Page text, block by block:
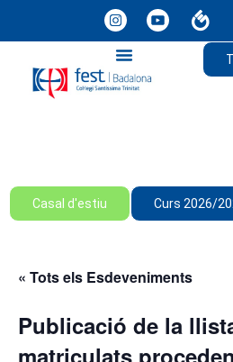
Casal d'estiu Curs 2026/
« Tots els Esdeveniments
Publicació de la
matriculats